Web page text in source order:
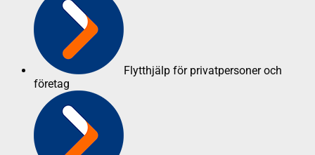
Flytthjälp för privatpersoner och
företag